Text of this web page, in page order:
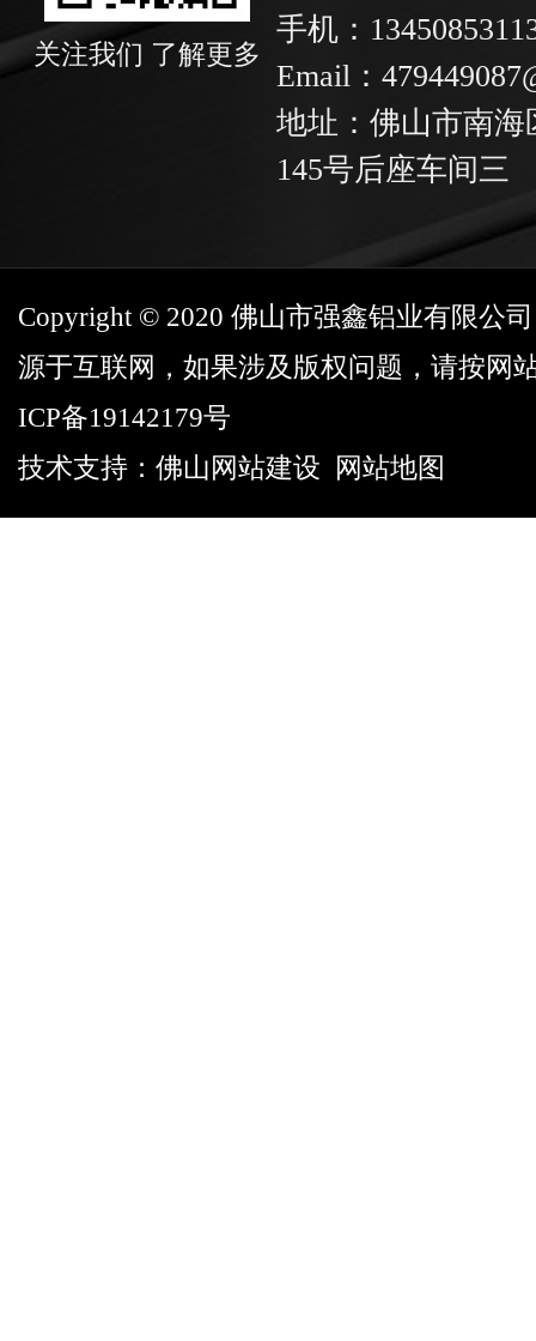
关注我们 了解更多
手机：
Email：
地址：佛山市南
145号后座车间三
Copyright © 2020 佛山市强鑫铝业有限公
源于互联网，如果涉及版权问题，请按网
ICP备19142179号
技术支持： 佛山网站建设 网站地图